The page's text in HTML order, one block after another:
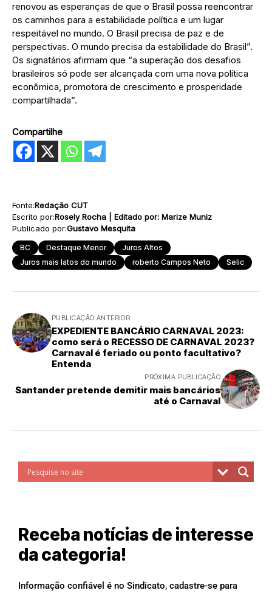
renovou as esperanças de que o Brasil possa reencontrar
os caminhos para a estabilidade política e um lugar
respeitável no mundo. O Brasil precisa de paz e de
perspectivas. O mundo precisa da estabilidade do Brasil”.
Os signatários afirmam que “a superação dos desafios
brasileiros só pode ser alcançada com uma nova política
econômica, promotora de crescimento e prosperidade
compartilhada”.
Compartilhe
Fonte:Redação CUT
Escrito por:Rosely Rocha | Editado por: Marize Muniz
Publicado por:Gustavo Mesquita
BC Destaque Menor
Juros Altos
Juros mais latos do mundo
roberto Campos Neto Selic
PUBLICAÇÃO ANTERIOR
EXPEDIENTE BANCÁRIO CARNAVAL 2023:
como será o RECESSO DE CARNAVAL 2023?
Carnaval é feriado ou ponto facultativo?
Entenda
PRÓXIMA PUBLICAÇÃO
Santander pretende demitir mais bancários
até o Carnaval
Receba notícias de interesse
da categoria!
Informação confiável é no Sindicato, cadastre-se para